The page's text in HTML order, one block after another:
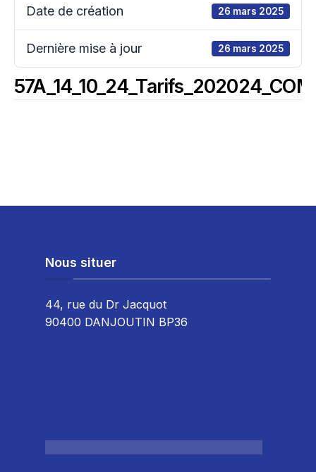
Date de création 26 mars 2025
Dernière mise à jour 26 mars 2025
Nous situer
44, rue du Dr Jacquot
90400 DANJOUTIN BP36